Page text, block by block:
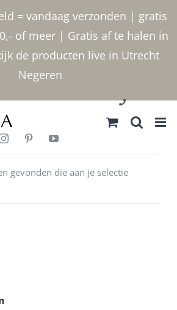
= vandaag verzonden | gratis
of meer | Gratis af te halen in
de producten live in Utrecht
Negeren
030 2400000
gevonden die aan je selectie